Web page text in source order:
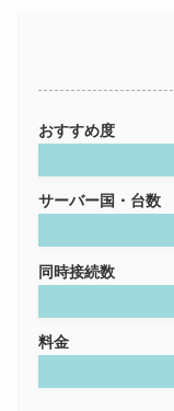
おすすめ度
サーバー国・台数
同時接続数
料金